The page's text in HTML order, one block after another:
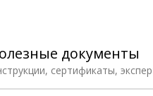
сертификаты,
документы